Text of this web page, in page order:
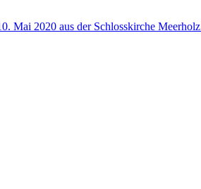
Mai 2020 aus der Schlosskirche Meerholz